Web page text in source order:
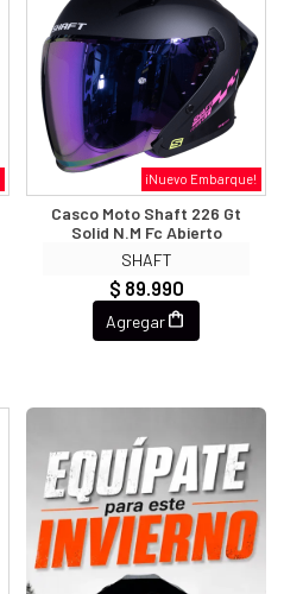
¡Nuevo Embarque!
Casco Moto Shaft 226 Gt
Solid N.m Fc Abierto
SHAFT
$ 89.990
Agregar